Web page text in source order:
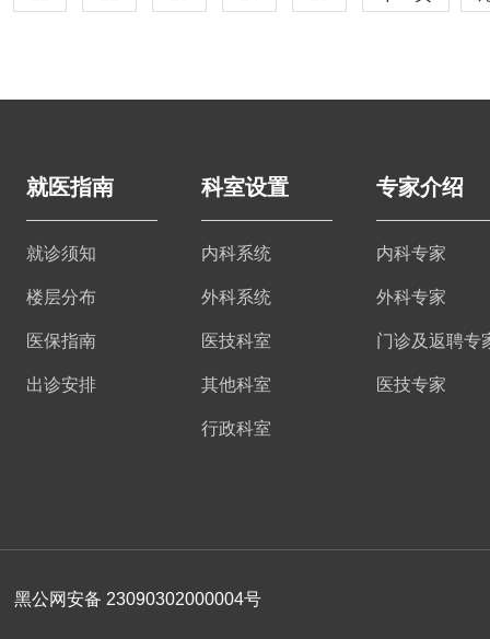
就医指南
就诊须知
楼层分布
医保指南
出诊安排
科室设置
内科系统
外科系统
医技科室
其他科室
行政科室
专家介绍
内科专家
外科专家
门诊及返聘专
医技专家
黑公网安备 23090302000004号